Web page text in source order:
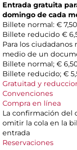
Entrada gratuita
domingo de cada
Billete normal: € 7,50
Billete reducido €
Para los
medio de un
Billete normal; €
Billete reducido; €
Gratuitad y
Convenciones
Compra en línea
La confirmación del
omitir la cola en la
entrada
Reservaciones